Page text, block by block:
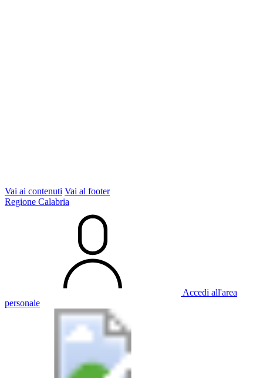
Vai ai contenuti Vai al footer
Regione Calabria
Accedi all'area
personale